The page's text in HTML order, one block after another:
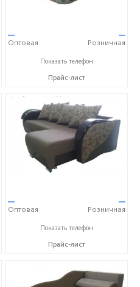
—
Оптовая
—
Розничная
+7 (910) 652-89-53 Александра
Показать телефон
Прайс-лист
—
Оптовая
—
Розничная
+7 (910) 652-89-53 Александра
Показать телефон
Прайс-лист